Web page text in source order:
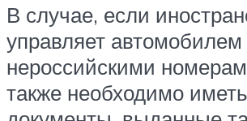
В случае, если
управляет автомобилем
нероссийскими
также необходимо